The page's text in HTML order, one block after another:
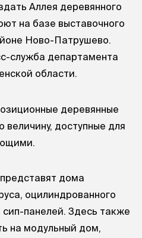
Аллея деревянного
на базе выставочного
Ново-Патрушево.
служба департамента
области.
деревянные
величину, доступные для
дома
оцилиндрованного
сип-панелей. Здесь также
на модульный дом,